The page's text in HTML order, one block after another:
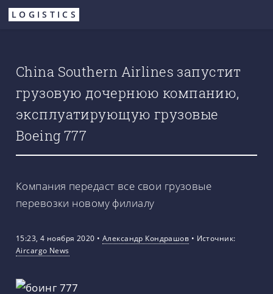
Перейти
LOGISTICS
China Southern Airlines запустит
грузовую дочернюю компанию,
эксплуатирующую грузовые
Boeing 777
Компания передаст все свои грузовые
перевозки новому филиалу
15:23, 4 ноября 2020 • Александр Кондрашов • Источник:
Aircargo News